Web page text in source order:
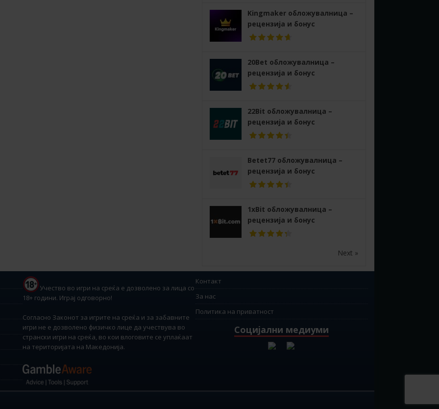
Kingmaker обложувалница –
рецензија и бонус
20Bet обложувалница –
рецензија и бонус
22Bit обложувалница –
рецензија и бонус
Betet77 обложувалница –
рецензија и бонус
1xBit обложувалница –
рецензија и бонус
Next »
Учество во игри на среќа е дозволено за лица со
18+ години. Играј одговорно!
Согласно Законот за игрите на среќа и за забавните
игри не е дозволено физичко лице да учествува во
странски игри на среќа, во кои влоговите се уплаќаат
на територијата на Македонија.
Контакт
За нас
Политика на приватност
Социјални медиуми